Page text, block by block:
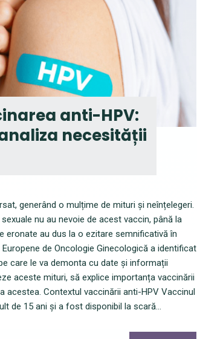
anti-HPV:
necesității
generând o mulțime de mituri și neînțelegeri.
nu au nevoie de acest vaccin, până la
eronate au dus la o ezitare semnificativă în
de Oncologie Ginecologică a identificat
care le va demonta cu date și informații
aceste mituri, să explice importanța vaccinării
Contextul vaccinării anti-HPV Vaccinul
de 15 ani și a fost disponibil la scară...